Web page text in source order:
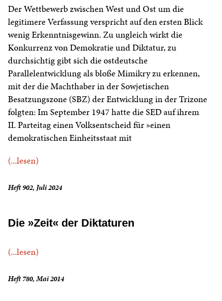
Der Wettbewerb zwischen West und Ost um die
legitimere Verfassung verspricht auf den ersten Blick
wenig Erkenntnisgewinn. Zu ungleich wirkt die
Konkurrenz von Demokratie und Diktatur, zu
durchsichtig gibt sich die ostdeutsche
Parallelentwicklung als bloße Mimikry zu erkennen,
mit der die Machthaber in der Sowjetischen
Besatzungszone (SBZ) der Entwicklung in der Trizone
folgten: Im September 1947 hatte die SED auf ihrem
II. Parteitag einen Volksentscheid für »einen
demokratischen Einheitsstaat mit
(...lesen)
Heft 902, Juli 2024
Die »Zeit« der Diktaturen
(...lesen)
Heft 780, Mai 2014